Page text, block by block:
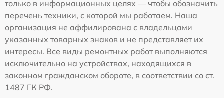
только в информационных целях — чтобы обозначить
перечень техники, с которой мы работаем. Наша
организация не аффилирована с владельцами
указанных товарных знаков и не представляет их
интересы. Все виды ремонтных работ выполняются
исключительно на устройствах, находящихся в
законном гражданском обороте, в соответствии со ст.
1487 ГК РФ.